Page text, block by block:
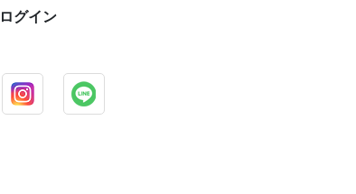
グイン